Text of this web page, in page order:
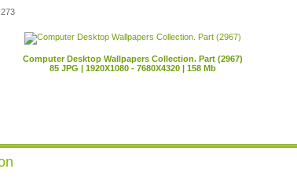
Computer Desktop Wallpapers Collection. Part (2967)
85 JPG | 1920X1080 - 7680X4320 | 158 Mb